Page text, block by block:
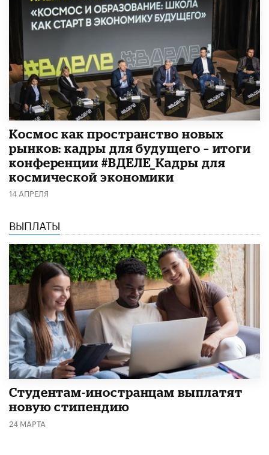
Космос как пространство новых
рынков: кадры для будущего – итоги
конференции #ВДЕЛЕ_Кадры для
космической экономики
14 АПРЕЛЯ
ВЫПЛАТЫ
Студентам-иностранцам выплатят
новую стипендию
24 МАРТА